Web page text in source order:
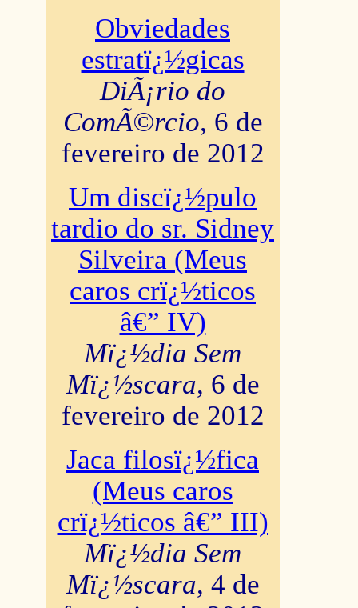
Obviedades
estratï¿½gicas
DiÃ¡rio do
ComÃ©rcio, 6 de
fevereiro de 2012
Um discï¿½pulo
tardio do sr. Sidney
Silveira (Meus
caros crï¿½ticos
â€” IV)
Mï¿½dia Sem
Mï¿½scara, 6 de
fevereiro de 2012
Jaca filosï¿½fica
(Meus caros
crï¿½ticos â€” III)
Mï¿½dia Sem
Mï¿½scara, 4 de